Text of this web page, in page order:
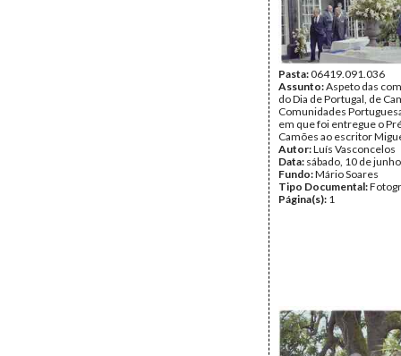
Pasta:06419.091.036
Assunto:Aspeto das
do Dia de Portugal, de
Comunidades
em que foi entregue o
Camões ao escritor
Autor:Luís Vasconcelos
Data: sábado, 10 de
Fundo:Mário Soares
Tipo Documental:
Página(s): 1